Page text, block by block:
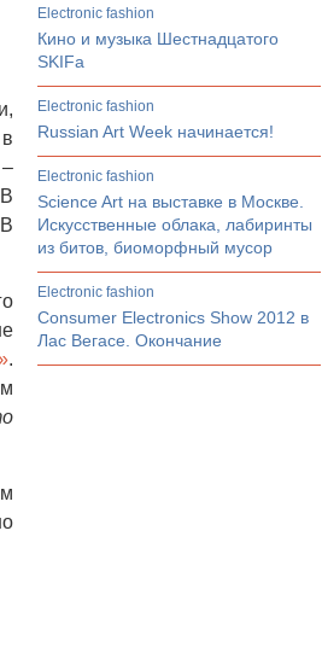
.
electronic fashion
Кино и музыка Шестнадцатого
SKIFа
electronic fashion
Russian Art Week начинается!
electronic fashion
Science Art на выставке в Москве.
Искусственные облака, лабиринты
из битов, биоморфный мусор
electronic fashion
Consumer Electronics Show 2012 в
Лас Вегасе. Окончание